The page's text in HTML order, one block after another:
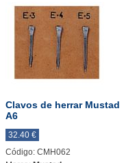
Clavos de herrar Mustad
A6
32.40 €
Código: CMH062